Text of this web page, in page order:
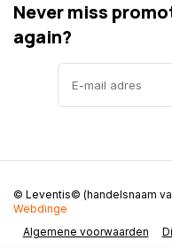
Never miss
again?
Algemene voorwaarden
© Leventis© (handelsnaam
Webdinge